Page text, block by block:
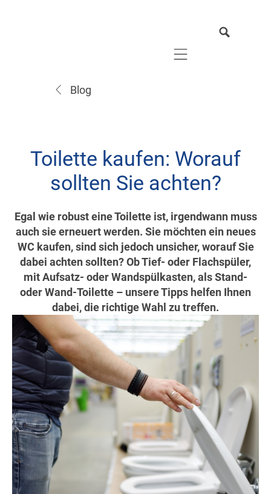
Mobile navigation
Blog
Toilette kaufen: Worauf
sollten Sie achten?
Egal wie robust eine Toilette ist, irgendwann muss
auch sie erneuert werden. Sie möchten ein neues
WC kaufen, sind sich jedoch unsicher, worauf Sie
dabei achten sollten? Ob Tief- oder Flachspüler,
mit Aufsatz- oder Wandspülkasten, als Stand-
oder Wand-Toilette – unsere Tipps helfen Ihnen
dabei, die richtige Wahl zu treffen.